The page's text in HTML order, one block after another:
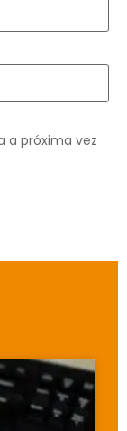
a próxima vez